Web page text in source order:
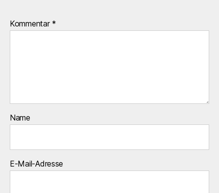
Kommentar *
Name
E-Mail-Adresse